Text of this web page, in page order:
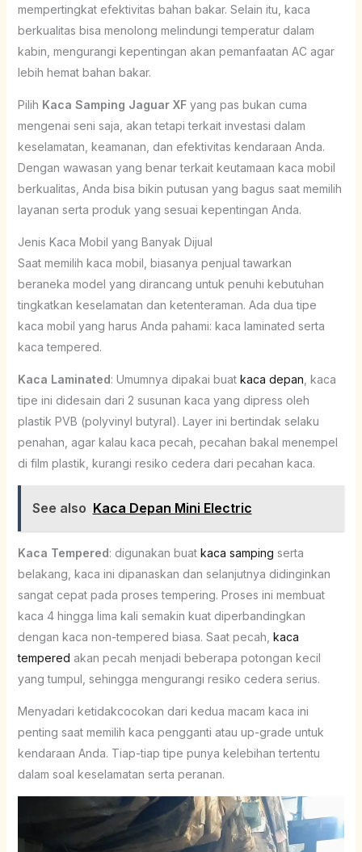
mempertingkat efektivitas bahan bakar. Selain itu, kaca
berkualitas bisa menolong melindungi temperatur dalam
kabin, mengurangi kepentingan akan pemanfaatan AC agar
lebih hemat bahan bakar.
Pilih Kaca Samping Jaguar XFyang pas bukan cuma
mengenai seni saja, akan tetapi terkait investasi dalam
keselamatan, keamanan, dan efektivitas kendaraan Anda.
Dengan wawasan yang benar terkait keutamaan kaca mobil
berkualitas, Anda bisa bikin putusan yang bagus saat memilih
layanan serta produk yang sesuai kepentingan Anda.
Jenis Kaca Mobil yang Banyak Dijual
Saat memilih kaca mobil, biasanya penjual tawarkan
beraneka model yang dirancang untuk penuhi kebutuhan
tingkatkan keselamatan dan ketenteraman. Ada dua tipe
kaca mobil yang harus Anda pahami: kaca laminated serta
kaca tempered.
Kaca Laminated: Umumnya dipakai buat kaca depan , kaca
tipe ini didesain dari 2 susunan kaca yang dipress oleh
plastik PVB (polyvinyl butyral). Layer ini bertindak selaku
penahan, agar kalau kaca pecah, pecahan bakal menempel
di film plastik, kurangi resiko cedera dari pecahan kaca.
See also Kaca Depan Mini Electric
Kaca Tempered: digunakan buat kaca samping serta
belakang, kaca ini dipanaskan dan selanjutnya didinginkan
sangat cepat pada proses tempering. Proses ini membuat
kaca 4 hingga lima kali semakin kuat diperbandingkan
dengan kaca non-tempered biasa. Saat pecah, kaca
tempered akan pecah menjadi beberapa potongan kecil
yang tumpul, sehingga mengurangi resiko cedera serius.
Menyadari ketidakcocokan dari kedua macam kaca ini
penting saat memilih kaca pengganti atau up-grade untuk
kendaraan Anda. Tiap-tiap tipe punya kelebihan tertentu
dalam soal keselamatan serta peranan.